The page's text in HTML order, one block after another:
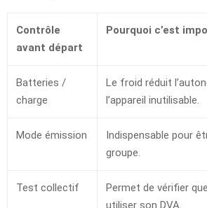
Contrôle
avant départ
Pourquoi c’est
Batteries /
charge
Le froid réduit
l’appareil inutilisable.
Mode émission
Indispensable pour
groupe.
Test collectif
Permet de vérifier
utiliser son DVA.